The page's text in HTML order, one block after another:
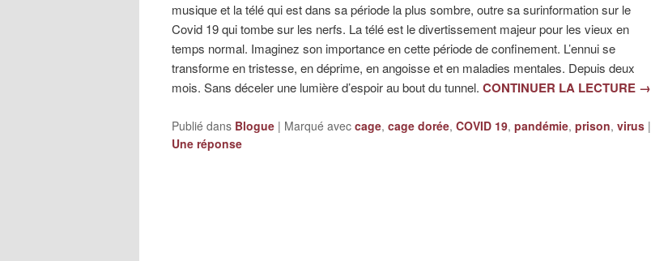
musique et la télé qui est dans sa période la plus sombre, outre sa surinformation sur le
Covid 19 qui tombe sur les nerfs. La télé est le divertissement majeur pour les vieux en
temps normal. Imaginez son importance en cette période de confinement. L’ennui se
transforme en tristesse, en déprime, en angoisse et en maladies mentales. Depuis deux
mois. Sans déceler une lumière d’espoir au bout du tunnel. CONTINUER LA LECTURE →
Publié dans Blogue | Marqué avec cage, cage dorée, COVID 19, pandémie, prison, virus |
Une réponse